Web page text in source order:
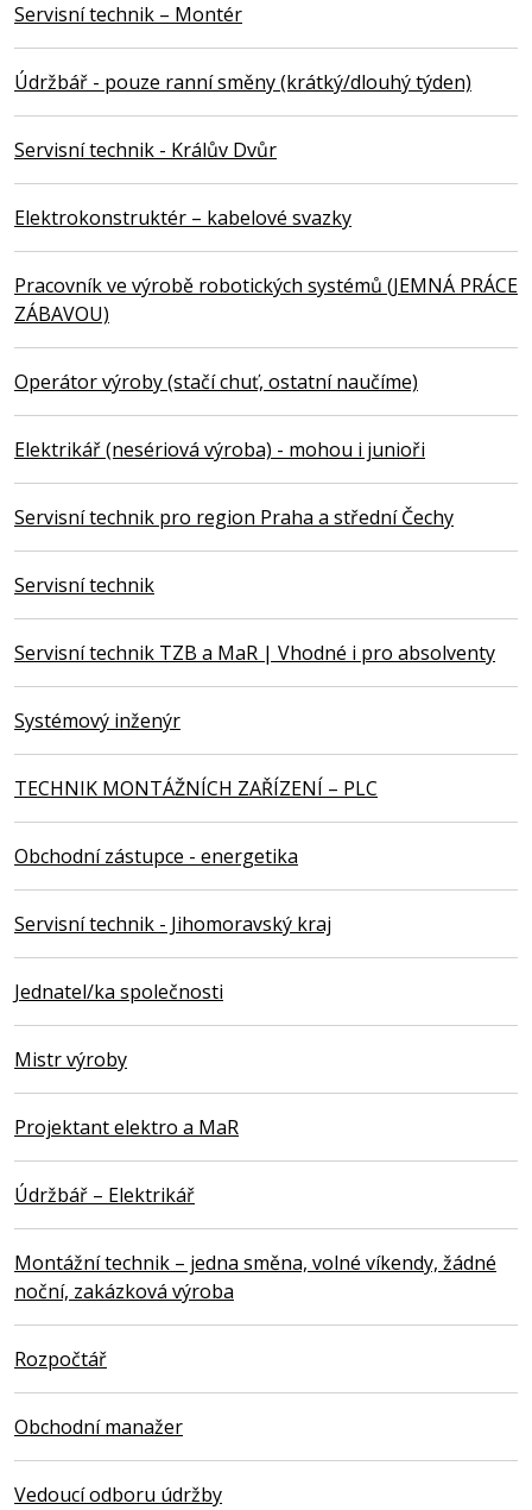
Servisní technik – Montér
Údržbář - pouze ranní směny (krátký/dlouhý týden)
Servisní technik - Králův Dvůr
Elektrokonstruktér – kabelové svazky
Pracovník ve výrobě robotických systémů (JEMNÁ PRÁCE
ZÁBAVOU)
Operátor výroby (stačí chuť, ostatní naučíme)
Elektrikář (nesériová výroba) - mohou i junioři
Servisní technik pro region Praha a střední Čechy
Servisní technik
Servisní technik TZB a MaR | Vhodné i pro absolventy
Systémový inženýr
TECHNIK MONTÁŽNÍCH ZAŘÍZENÍ – PLC
Obchodní zástupce - energetika
Servisní technik - Jihomoravský kraj
Jednatel/ka společnosti
Mistr výroby
Projektant elektro a MaR
Údržbář – Elektrikář
Montážní technik – jedna směna, volné víkendy, žádné
noční, zakázková výroba
Rozpočtář
Obchodní manažer
Vedoucí odboru údržby